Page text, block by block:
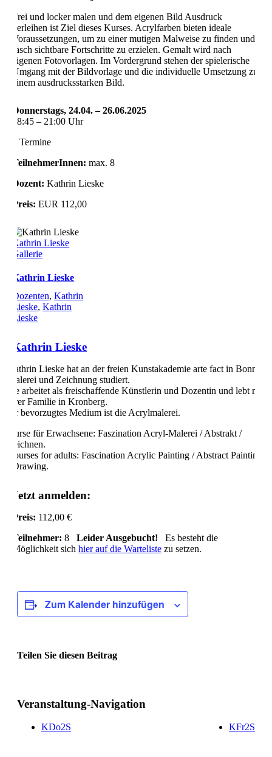
Frei und locker malen und dem eigenen Bild Ausdruck
verleihen ist Ziel dieses Kurses. Acrylfarben bieten ideale
Voraussetzungen, um zu einer mutigen Malweise zu finden und
rasch sichtbare Fortschritte zu erzielen. Gemalt wird nach
eigenen Fotovorlagen. Im Vordergrund stehen der spielerische
Umgang mit der Bildvorlage und die individuelle Umsetzung zu
einem ausdrucksstarken Bild.
Donnerstags, 24.04. – 26.06.2025
18:45 – 21:00 Uhr
7 Termine
TeilnehmerInnen: max. 8
Dozent: Kathrin Lieske
Preis: EUR 112,00
Kathrin Lieske
Gallerie
Kathrin Lieske
Dozenten,Kathrin
Lieske,Kathrin
Lieske
Kathrin Lieske
Kathrin Lieske hat an der freien Kunstakademie arte fact in Bonn
Malerei und Zeichnung studiert.
Sie arbeitet als freischaffende Künstlerin und Dozentin und lebt mit
ihrer Familie in Kronberg.
Ihr bevorzugtes Medium ist die Acrylmalerei.
Kurse für Erwachsene: Faszination Acryl-Malerei / Abstrakt /
Zeichnen.
Courses for adults: Fascination Acrylic Painting / Abstract Painting
/ Drawing.
Jetzt anmelden:
Preis: 112,00 €
Teilnehmer: 8Leider Ausgebucht! Es besteht die
Möglichkeit sichhier auf die Warteliste zu setzen.
Zum Kalender hinzufügen
Teilen Sie diesen Beitrag
Veranstaltung-Navigation
KDo2S KFr2S